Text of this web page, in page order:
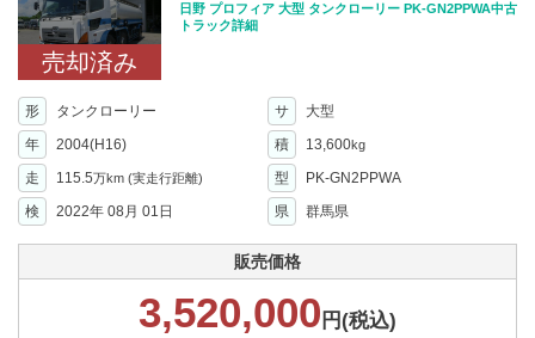
売却済み
日野 プロフィア 大型 タンクローリー PK-GN2PPWA中古
トラック詳細
形 タンクローリー サ
大型
年
2004(H16) 積 13,600kg
走 115.5万km (実走行距離) 型
PK-GN2PPWA
検
2022年 08月 01日 県 群馬県
販売価格
3,520,000 円(税込)